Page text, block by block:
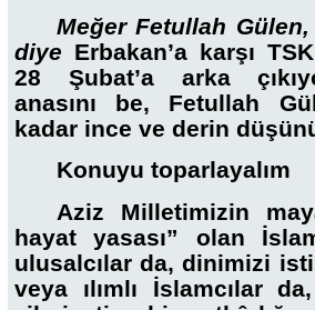
Meğer Fetullah
diye Erbakan’a karşı
28 Şubat’a arka
anasını be, Fetullah
kadar ince ve derin
Konuyu toparlayalım
Aziz Milletimizin
hayat yasası” olan
ulusalcılar da, dinimizi
veya ılımlı İslamcılar